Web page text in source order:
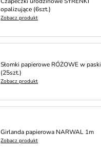
opalizujące (6szt.)
Zobacz produkt
Słomki papierowe RÓŻOWE w paski
(25szt.)
Zobacz produkt
Girlanda papierowa NARWAL 1m
Zobacz produkt